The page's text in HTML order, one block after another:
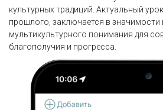
культурных традиций. Актуальный
прошлого, заключается в значимости
мультикультурного понимания для
благополучия и прогресса.